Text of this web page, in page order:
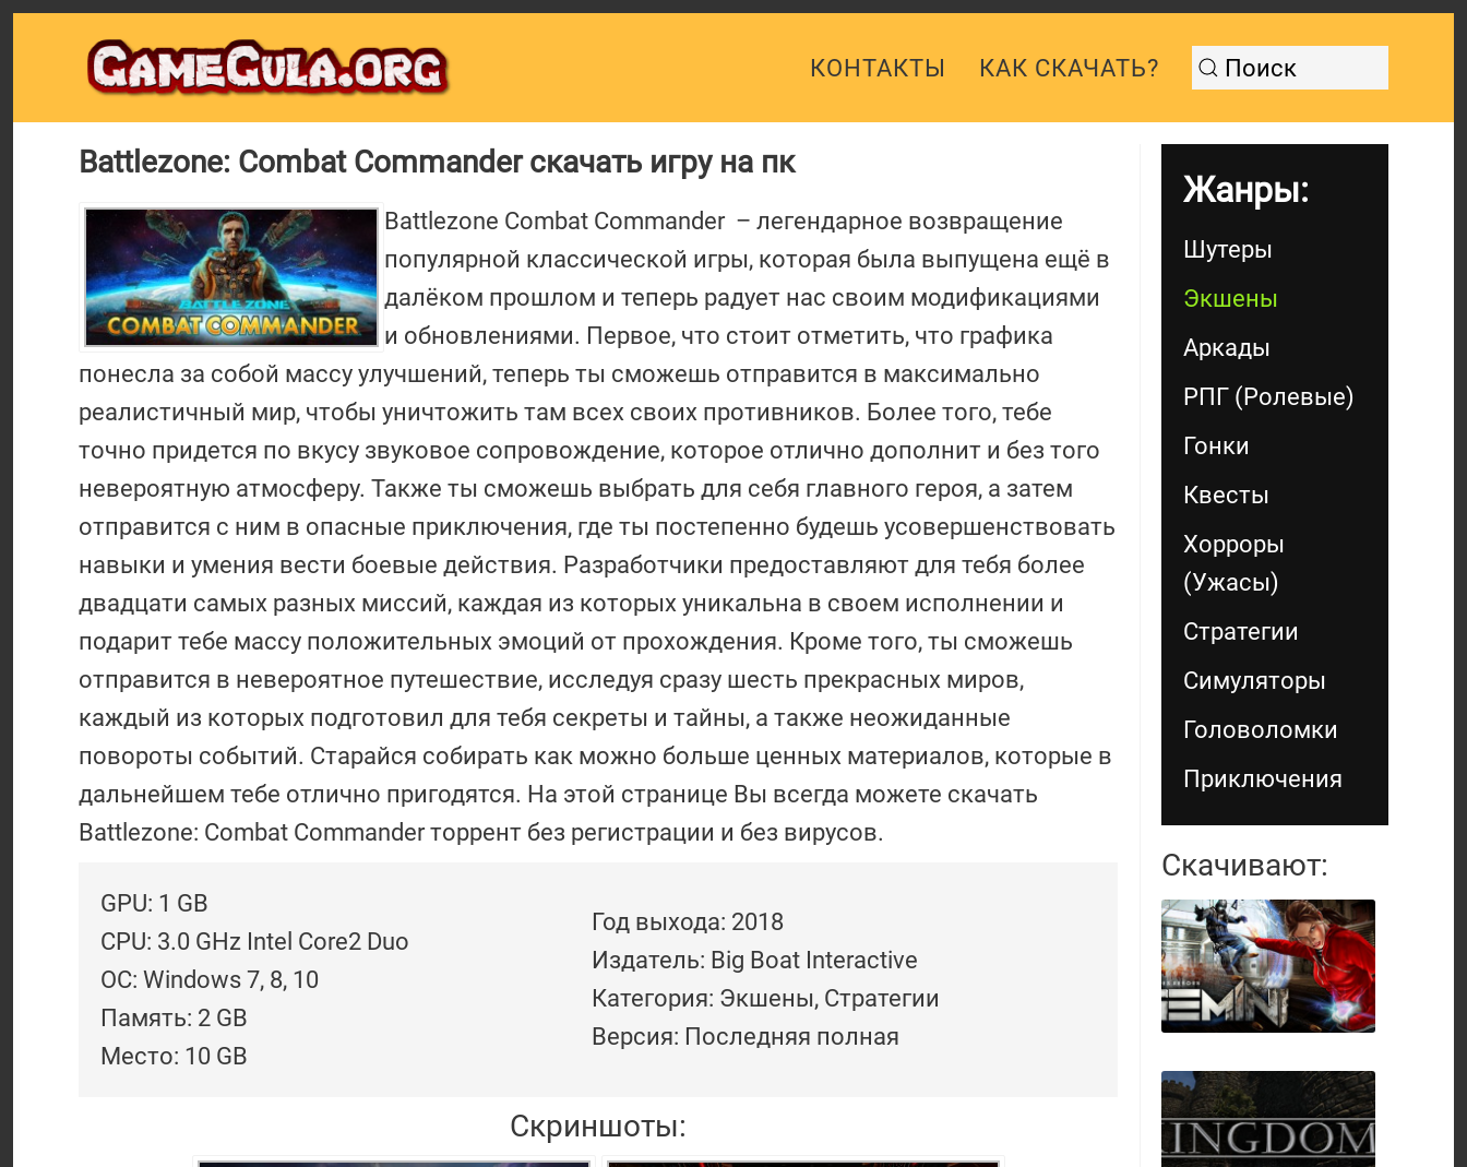
КОНТАКТЫ КАК СКАЧАТЬ?
Battlezone: Combat Commander скачать игру на пк
Battlezone Combat Commander – легендарное возвращение
популярной классической игры, которая была выпущена ещё в
далёком прошлом и теперь радует нас своим модификациями
и обновлениями. Первое, что стоит отметить, что графика
понесла за собой массу улучшений, теперь ты сможешь отправится в максимально
реалистичный мир, чтобы уничтожить там всех своих противников. Более того, тебе
точно придется по вкусу звуковое сопровождение, которое отлично дополнит и без того
невероятную атмосферу. Также ты сможешь выбрать для себя главного героя, а затем
отправится с ним в опасные приключения, где ты постепенно будешь усовершенствовать
навыки и умения вести боевые действия. Разработчики предоставляют для тебя более
двадцати самых разных миссий, каждая из которых уникальна в своем исполнении и
подарит тебе массу положительных эмоций от прохождения. Кроме того, ты сможешь
отправится в невероятное путешествие, исследуя сразу шесть прекрасных миров,
каждый из которых подготовил для тебя секреты и тайны, а также неожиданные
повороты событий. Старайся собирать как можно больше ценных материалов, которые в
дальнейшем тебе отлично пригодятся. На этой странице Вы всегда можете скачать
Battlezone: Combat Commander торрент без регистрации и без вирусов.
GPU: 1 GB
CPU: 3.0 GHz Intel Core2 Duo
ОС: Windows 7, 8, 10
Память: 2 GB
Место: 10 GB
Год выхода: 2018
Издатель: Big Boat Interactive
Категория: Экшены, Стратегии
Версия: Последняя полная
Скриншоты:
Жанры:
Шутеры
Экшены
Аркады
РПГ (Ролевые)
Гонки
Квесты
Хорроры
(Ужасы)
Стратегии
Симуляторы
Головоломки
Приключения
Скачивают: